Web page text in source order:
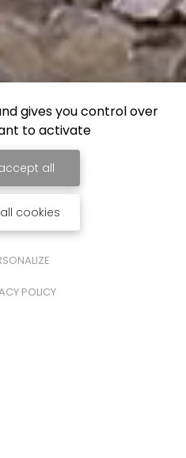
gives you control over
to activate
all
cookies
POLICY